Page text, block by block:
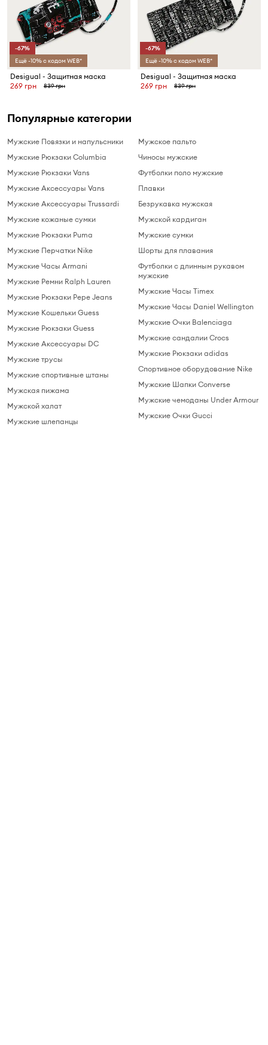
-67%
Ещё -10% с кодом WEB*
Desigual - Защитная маска
269 грн
839 грн
-67%
Ещё -10% с кодом WEB*
Desigual - Защитная маска
269 грн
839 грн
Популярные категории
Мужские Повязки и напульсники
Мужские Рюкзаки Columbia
Мужские Рюкзаки Vans
Мужские Аксессуары Vans
Мужские Аксессуары Trussardi
Мужские кожаные сумки
Мужские Рюкзаки Puma
Мужские Перчатки Nike
Мужские Часы Armani
Мужские Ремни Ralph Lauren
Мужские Рюкзаки Pepe Jeans
Мужские Кошельки Guess
Мужские Рюкзаки Guess
Мужские Аксессуары DC
Мужские трусы
Мужские спортивные штаны
Мужская пижама
Мужской халат
Мужские шлепанцы
Мужское пальто
Чиносы мужские
Футболки поло мужские
Плавки
Безрукавка мужская
Мужской кардиган
Мужские сумки
Шорты для плавания
Футболки с длинным рукавом
мужские
Мужские Часы Timex
Мужские Часы Daniel Wellington
Мужские Очки Balenciaga
Мужские сандалии Crocs
Мужские Рюкзаки adidas
Спортивное оборудование Nike
Мужские Шапки Converse
Мужские чемоданы Under Armour
Мужские Очки Gucci